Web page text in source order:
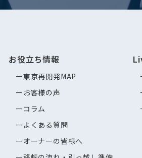
お役立ち情報
東京再開発MAP
お客様の声
コラム
よくある質問
オーナーの皆様へ